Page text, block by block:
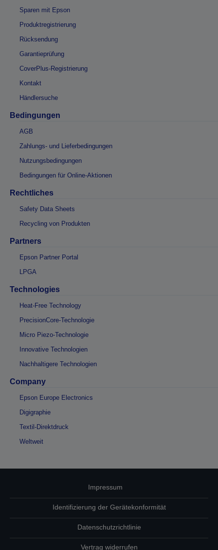
Sparen mit Epson
Produktregistrierung
Rücksendung
Garantieprüfung
CoverPlus-Registrierung
Kontakt
Händlersuche
Bedingungen
AGB
Zahlungs- und Lieferbedingungen
Nutzungsbedingungen
Bedingungen für Online-Aktionen
Rechtliches
Safety Data Sheets
Recycling von Produkten
Partners
Epson Partner Portal
LPGA
Technologies
Heat-Free Technology
PrecisionCore-Technologie
Micro Piezo-Technologie
Innovative Technologien
Nachhaltigere Technologien
Company
Epson Europe Electronics
Digigraphie
Textil-Direktdruck
Weltweit
Impressum
Identifizierung der Gerätekonformität
Datenschutzrichtlinie
Vertrag widerrufen